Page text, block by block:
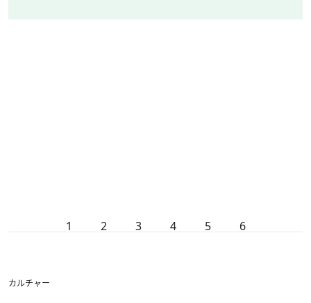
1 2 3 4 5 6
カルチャー